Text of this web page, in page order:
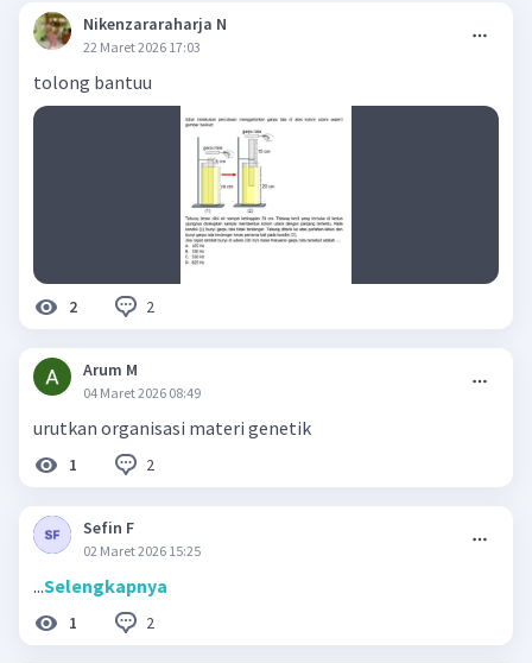
Nikenzararaharja N
22 Maret 2026 17:03
tolong bantuu
2 2
Arum M
04 Maret 2026 08:49
urutkan organisasi materi genetik
1 2
Sefin F
02 Maret 2026 15:25
...Selengkapnya
1 2